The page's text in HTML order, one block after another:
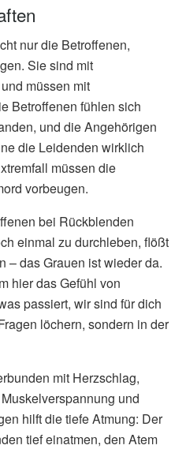
nur die Betroffenen,
Sie sind mit
müssen mit
Betroffenen fühlen sich
und die Angehörigen
die Leidenden wirklich
müssen die
vorbeugen.
bei Rückblenden
einmal zu durchleben, flößt
– das Grauen ist wieder da.
hier das Gefühl von
passiert, wir sind für dich
löchern, sondern in der
mit Herzschlag,
und
hilft die tiefe Atmung: Der
tief einatmen, den Atem